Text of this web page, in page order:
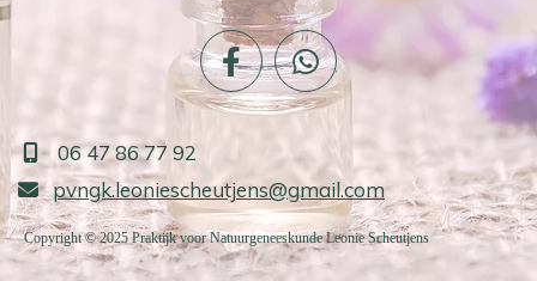
06 47 86 77 92
 pvngk.leoniescheutjens@gmail.com
Copyright © 2025 Praktijk voor Natuurgeneeskunde Leonie Scheutjens